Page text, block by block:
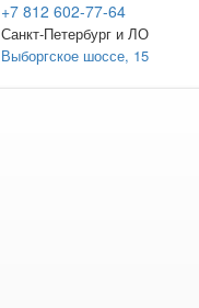
+7 812 602-77-64
Санкт-Петербург и ЛО
Выборгское шоссе, 15